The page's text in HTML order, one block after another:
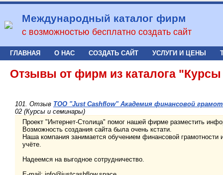
Международный каталог фирм
с возможностью бесплатно создать сайт
ГЛАВНАЯ О НАС СОЗДАТЬ САЙТ УСЛУГИ И ЦЕНЫ
Отзывы от фирм из каталога
101. Отзыв ТОО "Just Cashflow" Академия финансовой
02 (Курсы и семинары)
Проект "Интернет-Столица" помог нашей фирме разместить
Возможность создания сайта была очень кстати.
Наша компания занимается обучением финансовой
учёте.
Надеемся на выгодное сотрудничество.